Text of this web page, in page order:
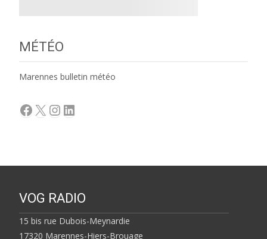
MÉTÉO
Marennes bulletin météo
Facebook
X Instagram
LinkedIn
VOG RADIO
15 bis rue Dubois-Meynardie
17320 Marennes-Hiers-Brouage